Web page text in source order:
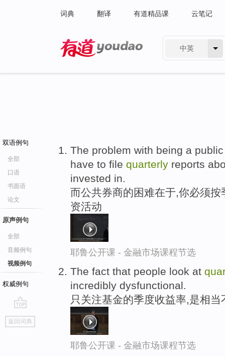
词典 翻译 有道精品课 云笔记
中英
双语例句
全部
口语
书面语
论文
原声例句
全部
音频例句
视频例句
权威例句
go
top
返回词典
The problem with being a
have to file quarterly reports
invested in.
而公共券商的困难在于,你必须
资活动
耶鲁公开课 - 金融市场课程节选
The fact that people look at
incredibly dysfunctional.
只关注基金的季度收益率,是相当
耶鲁公开课 - 金融市场课程节选